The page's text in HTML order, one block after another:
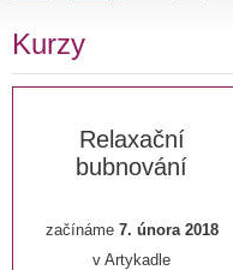
Kurzy
Relaxační
bubnování
začínáme 7. února 2018
v Artykadle